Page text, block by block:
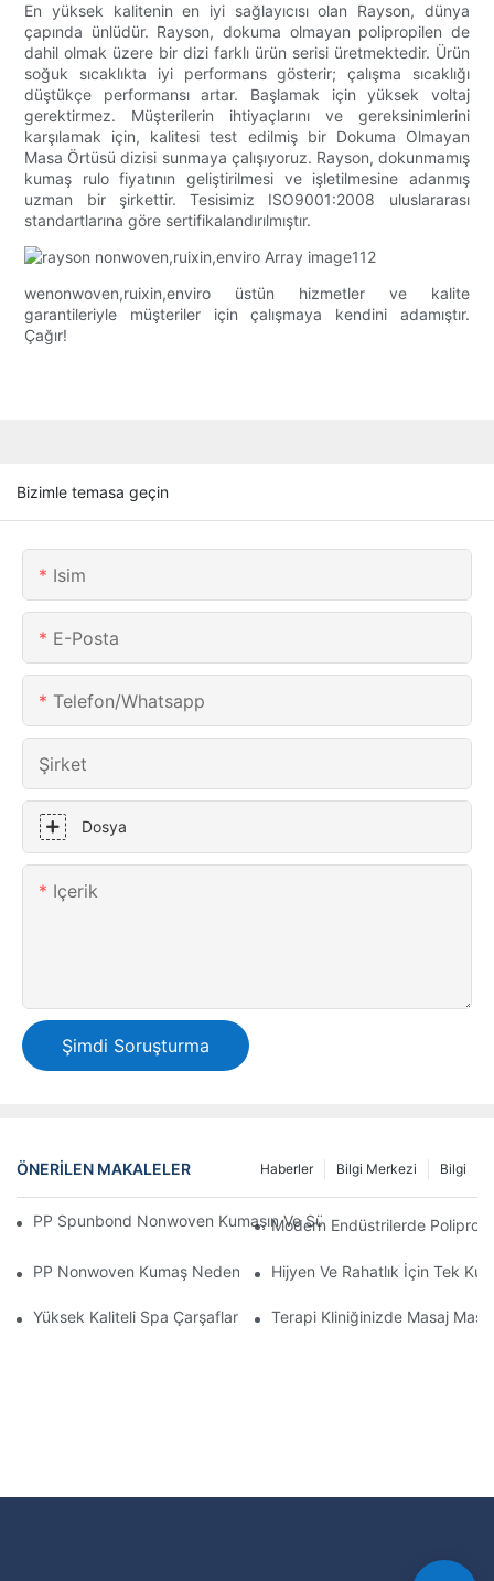
En yüksek kalitenin en iyi sağlayıcısı olan Rayson, dünya
çapında ünlüdür. Rayson, dokuma olmayan polipropilen de
dahil olmak üzere bir dizi farklı ürün serisi üretmektedir. Ürün
soğuk sıcaklıkta iyi performans gösterir; çalışma sıcaklığı
düştükçe performansı artar. Başlamak için yüksek voltaj
gerektirmez. Müşterilerin ihtiyaçlarını ve gereksinimlerini
karşılamak için, kalitesi test edilmiş bir Dokuma Olmayan
Masa Örtüsü dizisi sunmaya çalışıyoruz. Rayson, dokunmamış
kumaş rulo fiyatının geliştirilmesi ve işletilmesine adanmış
uzman bir şirkettir. Tesisimiz ISO9001:2008 uluslararası
standartlarına göre sertifikalandırılmıştır.
wenonwoven,ruixin,enviro üstün hizmetler ve kalite
garantileriyle müşteriler için çalışmaya kendini adamıştır.
Çağır!
Bizimle temasa geçin
Isim
E-Posta
Telefon/whatsapp
Şirket
Dosya
Içerik
Şimdi Soruşturma
ÖNERILEN MAKALELER Bilgi
Bilgi Merkezi
Haberler
PP Spunbond Nonwoven Kumaşın Ve Sürdürülebilir Üretimdeki
Modern Endüstrilerde
PP Nonwoven Kumaş Neden Tıbbi Ve Hijyen Ürünlerinde
Hijyen Ve Rahatlık İçin Tek
Yüksek Kaliteli Spa Çarşaflarını Kullanmanın Başlıca Faydaları
Terapi Kliniğinizde Masaj